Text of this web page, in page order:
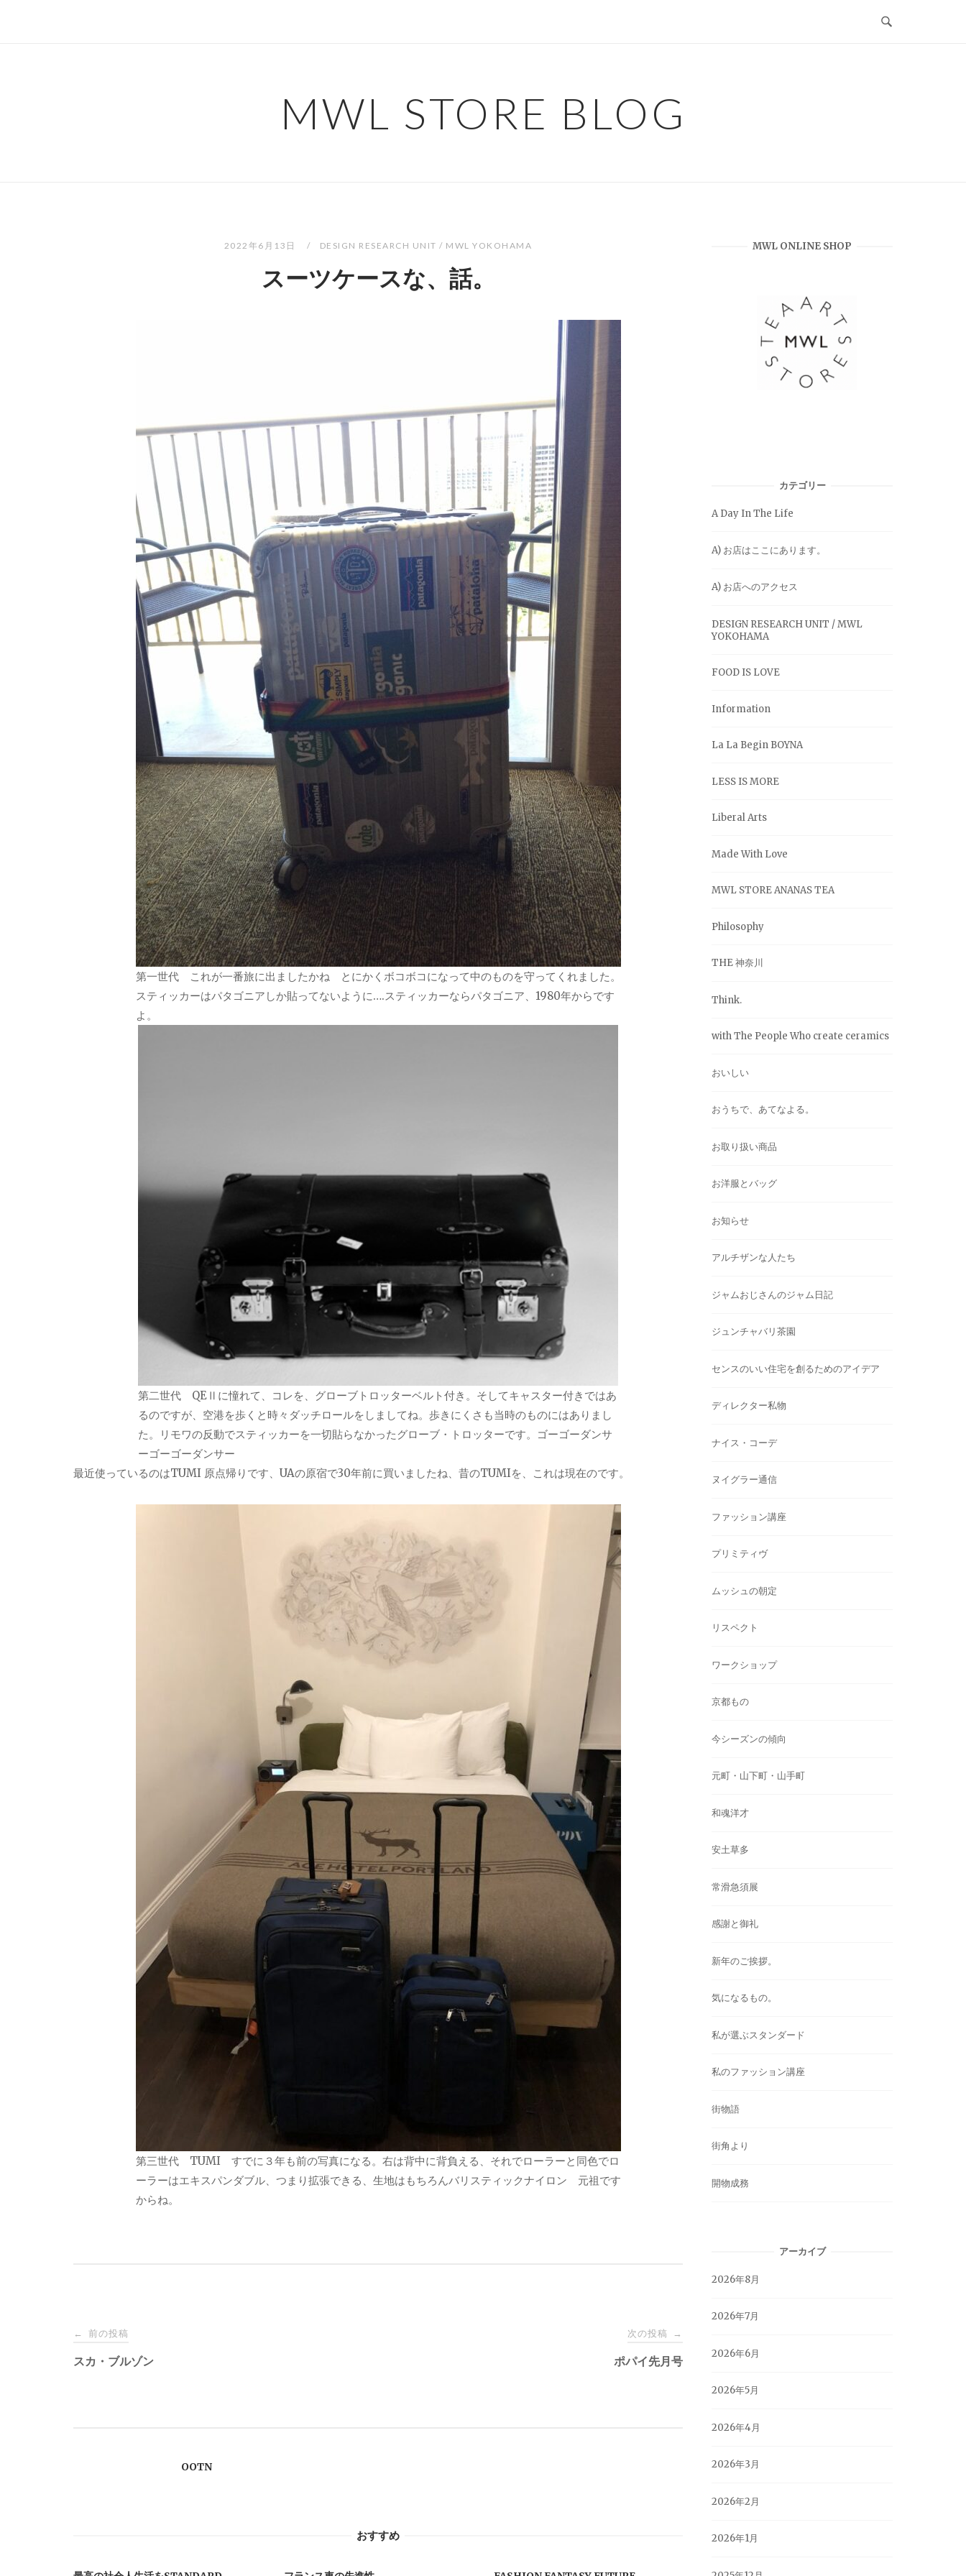
MWL STORE BLOG
2022年6月13日 DESIGN RESEARCH UNIT / MWL YOKOHAMA
スーツケースな、話。
第一世代 これが一番旅に出ましたかね とにかくボコボコになって中のものを守ってくれました。
スティッカーはパタゴニアしか貼ってないように….スティッカーならパタゴニア、1980年からです
よ。
第二世代 QEⅡに憧れて、コレを、グローブトロッターベルト付き。そしてキャスター付きではあ
るのですが、空港を歩くと時々ダッチロールをしましてね。歩きにくさも当時のものにはありまし
た。リモワの反動でスティッカーを一切貼らなかったグローブ・トロッターです。ゴーゴーダンサ
ーゴーゴーダンサー
最近使っているのはTUMI 原点帰りです、UAの原宿で30年前に買いましたね、昔のTUMIを、これは現在のです。
第三世代 TUMI すでに３年も前の写真になる。右は背中に背負える、それでローラーと同色でロ
ーラーはエキスパンダブル、つまり拡張できる、生地はもちろんバリスティックナイロン 元祖です
からね。
投
稿
← 前の投稿
スカ・ブルゾン
次の投稿 →
ポパイ先月号
OOTN
おすすめ
MWL ONLINE SHOP
カテゴリー
A Day In The Life
A) お店はここにあります。
A) お店へのアクセス
DESIGN RESEARCH UNIT / MWL
YOKOHAMA
FOOD IS LOVE
Information
La La Begin BOYNA
LESS IS MORE
Liberal Arts
Made With Love
MWL STORE ANANAS TEA
Philosophy
THE 神奈川
Think.
with The People Who create ceramics
おいしい
おうちで、あてなよる。
お取り扱い商品
お洋服とバッグ
お知らせ
アルチザンな人たち
ジャムおじさんのジャム日記
ジュンチャバリ茶園
センスのいい住宅を創るためのアイデア
ディレクター私物
ナイス・コーデ
ヌイグラー通信
ファッション講座
プリミティヴ
ムッシュの朝定
リスペクト
ワークショップ
京都もの
今シーズンの傾向
元町・山下町・山手町
和魂洋才
安土草多
常滑急須展
感謝と御礼
新年のご挨拶。
気になるもの。
私が選ぶスタンダード
私のファッション講座
街物語
街角より
開物成務
アーカイブ
2026年8月
2026年7月
2026年6月
2026年5月
2026年4月
2026年3月
2026年2月
2026年1月